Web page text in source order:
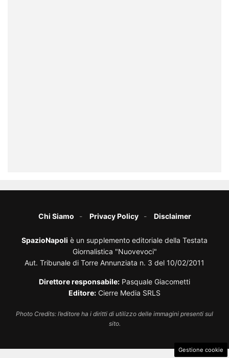
Chi Siamo Privacy Policy Disclaimer
SpazioNapoli è un supplemento editoriale della Testata
Giornalistica "Nuovevoci"
Aut. Tribunale di Torre Annunziata n. 3 del 10/02/2011
Direttore responsabile: Pasquale Giacometti
Editore: Cierre Media SRLS
Photo Credits: l’editore ha i diritti di utilizzo delle immagini presenti sul
sito.
Gestione cookie